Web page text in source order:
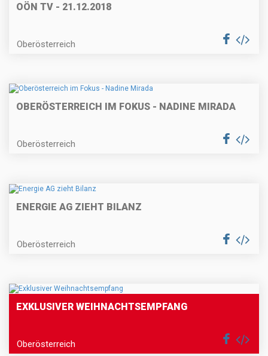
OÖN TV - 21.12.2018
Oberösterreich
OBERÖSTERREICH IM FOKUS - NADINE MIRADA
Oberösterreich
ENERGIE AG ZIEHT BILANZ
Oberösterreich
EXKLUSIVER WEIHNACHTSEMPFANG
Oberösterreich